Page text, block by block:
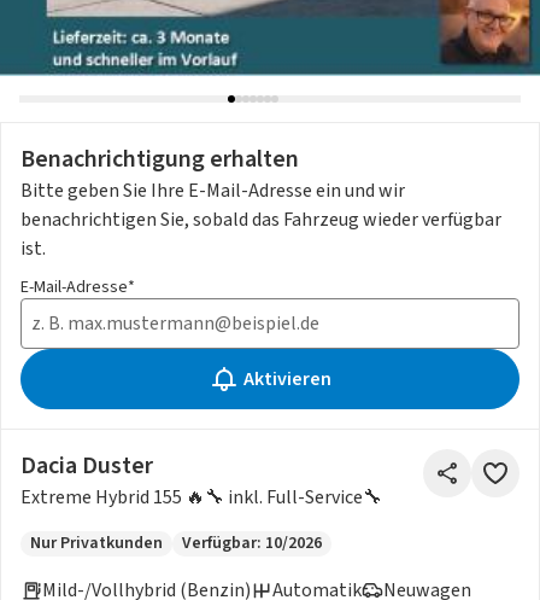
Benachrichtigung erhalten
Bitte geben Sie Ihre E-Mail-Adresse ein und wir
benachrichtigen Sie, sobald das Fahrzeug wieder verfügbar
ist.
E-Mail-Adresse*
Aktivieren
Dacia Duster
Extreme Hybrid 155 🔥🔧 inkl. Full-Service🔧
Nur Privatkunden Verfügbar: 10/2026
Mild-/Vollhybrid (Benzin)
Neuwagen
Automatik